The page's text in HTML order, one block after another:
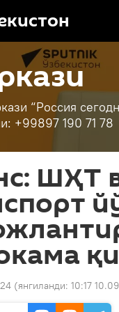
“Россия
+99897 190 71 78
ШҲТ
(янгиланди: 10:17